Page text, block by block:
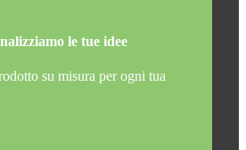
le tue idee
su misura per ogni tua